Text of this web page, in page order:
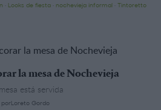
Looks de fiesta· nochevieja informal· Tintoretto
la mesa de Nochevieja
está servida
porLoreto Gordo